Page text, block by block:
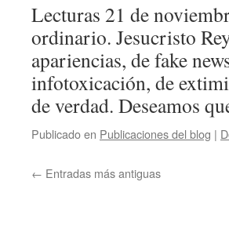
Lecturas 21 de
ordinario. Jesucristo
apariencias, de fake
infotoxicación, de
de verdad. Deseamos
Publicado en Publicaciones del blog |
← Entradas más antiguas